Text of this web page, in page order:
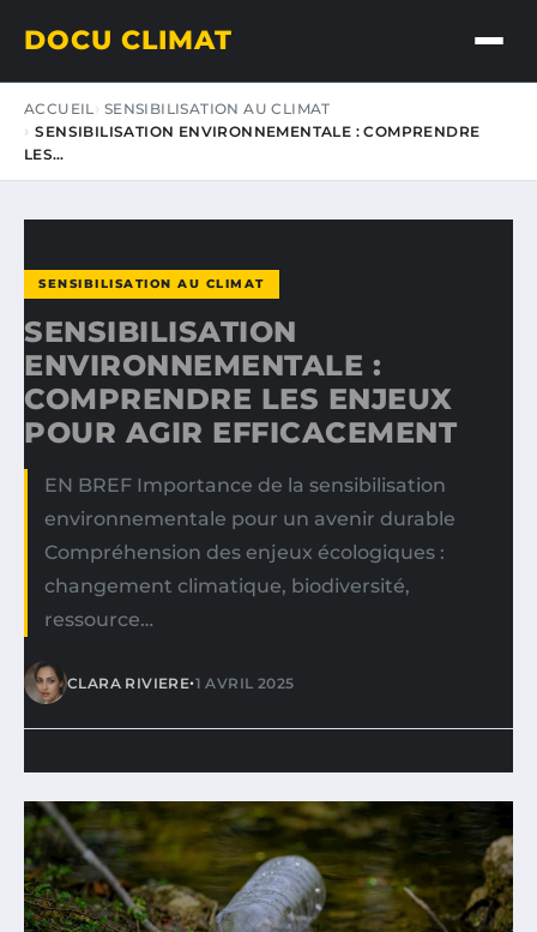
DOCU CLIMAT
ACCUEIL SENSIBILISATION AU CLIMAT
SENSIBILISATION ENVIRONNEMENTALE : COMPRENDRE
LES…
SENSIBILISATION AU CLIMAT
SENSIBILISATION
ENVIRONNEMENTALE :
COMPRENDRE LES ENJEUX
POUR AGIR EFFICACEMENT
EN BREF Importance de la sensibilisation
environnementale pour un avenir durable
Compréhension des enjeux écologiques :
changement climatique, biodiversité,
ressource…
CLARA RIVIERE•1 AVRIL 2025